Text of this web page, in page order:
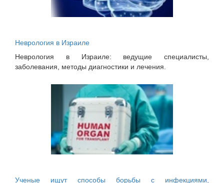
Неврология в Израиле
Неврология в Израиле: ведущие специалисты,
заболевания, методы диагностики и лечения.
Ученые ищут способы борьбы с инфекциями,